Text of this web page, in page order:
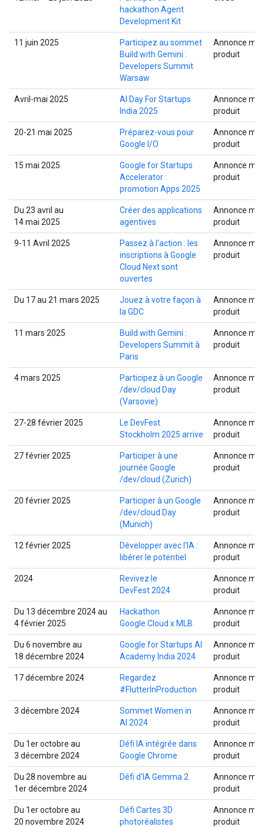
hackathon Agent
Development Kit
11 juin 2025
Participez au sommet
Build with Gemini :
Developers Summit
Warsaw
Annonce
produit
Avril-mai 2025
AI Day For Startups
India 2025
Annonce
produit
20-21 mai 2025
Préparez-vous pour
Google I/O
Annonce
produit
15 mai 2025
Google for Startups
Accelerator :
promotion Apps 2025
Annonce
produit
Du 23 avril au
14 mai 2025
Créer des applications
agentives
Annonce
produit
9-11 Avril 2025
Passez à l'action : les
inscriptions à Google
Cloud Next sont
ouvertes
Annonce
produit
Du 17 au 21 mars 2025
Jouez à votre façon à
la GDC
Annonce
produit
11 mars 2025
Build with Gemini :
Developers Summit à
Paris
Annonce
produit
4 mars 2025
Participez à un Google
/dev/cloud Day
(Varsovie)
Annonce
produit
27-28 février 2025
Le DevFest
Stockholm 2025 arrive
Annonce
produit
27 février 2025
Participer à une
journée Google
/dev/cloud (Zurich)
Annonce
produit
20 février 2025
Participer à un Google
/dev/cloud Day
(Munich)
Annonce
produit
12 février 2025
Développer avec l'IA :
libérer le potentiel
Annonce
produit
2024
Revivez le
DevFest 2024
Annonce
produit
Du 13 décembre 2024 au
4 février 2025
Hackathon
Google Cloud x MLB
Annonce
produit
Du 6 novembre au
18 décembre 2024
Google for Startups AI
Academy India 2024
Annonce
produit
17 décembre 2024
Regardez
#FlutterInProduction
Annonce
produit
3 décembre 2024
Sommet Women in
AI 2024
Annonce
produit
Du 1er octobre au
3 décembre 2024
Défi IA intégrée dans
Google Chrome
Annonce
produit
Du 28 novembre au
1er décembre 2024
Défi d'IA Gemma 2
Annonce
produit
Du 1er octobre au
20 novembre 2024
Défi Cartes 3D
photoréalistes
Annonce
produit